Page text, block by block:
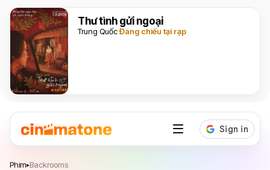
Thư tình gửi ngoại
Trung QuốcĐang chiếu tại rạp
Phim▸Backrooms